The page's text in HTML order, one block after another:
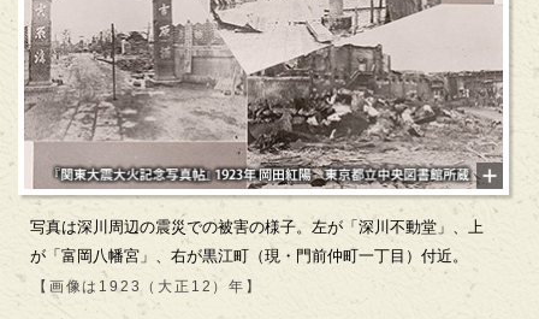
写真は深川周辺の震災での被害の様子。左が「深川不動堂」、上
が「富岡八幡宮」、右が黒江町（現・門前仲町一丁目）付近。
【画像は1923（大正12）年】